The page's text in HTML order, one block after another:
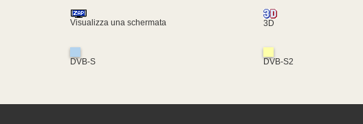
Visualizza una schermata 3D
DVB-S DVB-S2